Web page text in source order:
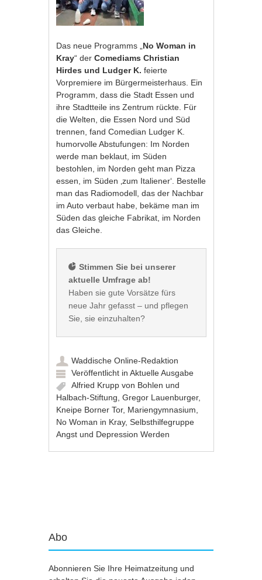
Das neue Programms „ No Woman in
Kray“ derComediams Christian
Hirdes und Ludger K. feierte
Vorpremiere im Bürgermeisterhaus. Ein
Programm, dass die Stadt Essen und
ihre Stadtteile ins Zentrum rückte. Für
die Welten, die Essen Nord und Süd
trennen, fand Comedian Ludger K.
humorvolle Abstufungen: Im Norden
werde man beklaut, im Süden
bestohlen, im Norden geht man Pizza
essen, im Süden ‚zum Italiener‘. Bestelle
man das Radiomodell, das der Nachbar
im Auto verbaut habe, bekäme man im
Süden das gleiche Fabrikat, im Norden
das Gleiche.
Stimmen Sie bei unserer
aktuelle Umfrage ab!
Haben sie gute Vorsätze fürs
neue Jahr gefasst – und pflegen
Waddische Online-Redaktion
Veröffentlicht inAktuelle Ausgabe
Alfried Krupp von Bohlen und
Halbach-Stiftung ,Gregor Lauenburger,
Kneipe Borner Tor, Mariengymnasium
No Woman in Kray,Selbsthilfegruppe
Angst und Depression Werden
Abo
Abonnieren Sie Ihre Heimatzeitung und